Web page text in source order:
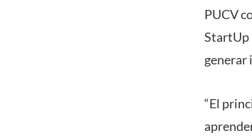
PUCV
StartUp
generar
“El